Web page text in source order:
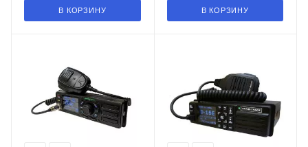
В КОРЗИНУ В КОРЗИНУ